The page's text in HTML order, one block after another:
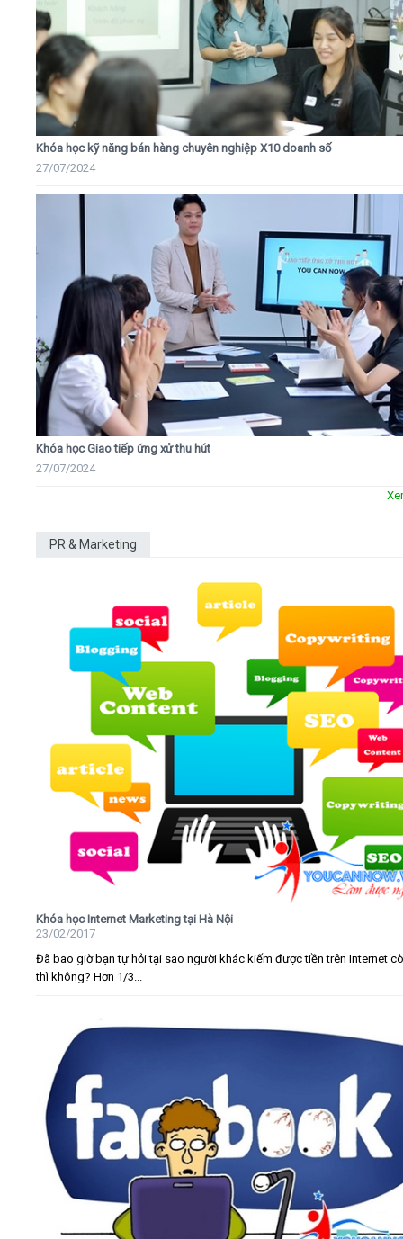
Khóa học kỹ năng bán hàng chuyên nghiệp X10 doanh số
27/07/2024
Khóa học Giao tiếp ứng xử thu hút
27/07/2024
PR & Marketing
Khóa học Internet Marketing tại Hà Nội
23/02/2017
Đã bao giờ bạn tự hỏi tại sao người khác kiếm được tiền trên Internet
thì không? Hơn 1/3...